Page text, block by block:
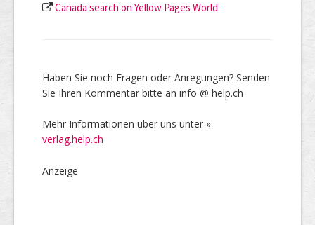
Canada search on Yellow Pages World
Haben Sie noch Fragen oder Anregungen? Senden
Sie Ihren Kommentar bitte an info @ help.ch
Mehr Informationen über uns unter »
verlag.help.ch
Anzeige